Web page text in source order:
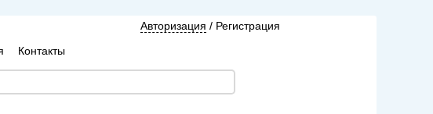
Контакты
Авторизация / Регистрация